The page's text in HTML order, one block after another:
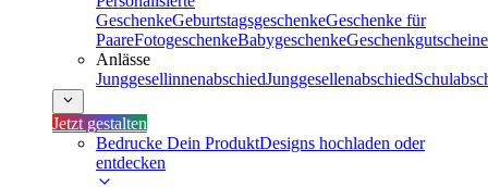
GeschenkeGeburtstagsgeschenkeGeschenke für
PaareFotogeschenkeBabygeschenkeGeschenkgutscheine
Anlässe
JunggesellinnenabschiedJunggesellenabschied
Jetzt gestalten
Bedrucke Dein ProduktDesigns hochladen oder
entdecken